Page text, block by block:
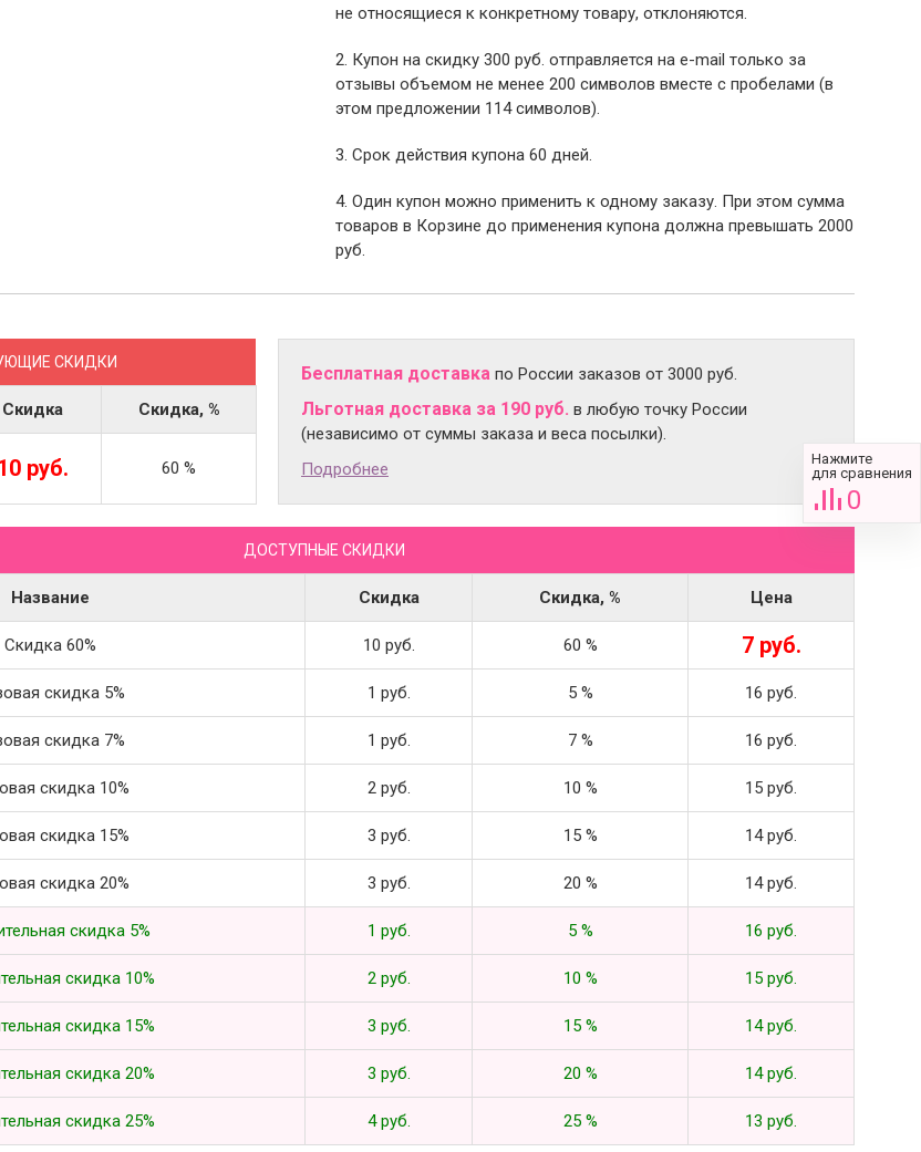
не относящиеся к конкретному товару, отклоняются.
2. Купон на скидку 300 руб. отправляется на e-mail только за
отзывы объемом не менее 200 символов вместе с пробелами (в
этом предложении 114 символов).
3. Срок действия купона 60 дней.
4. Один купон можно применить к одному заказу. При этом сумма
товаров в Корзине до применения купона должна превышать 2000
руб.
СКИДКИ
Скидка Скидка, %
руб. 60 %
Бесплатная доставка по России заказов от 3000 руб.
Льготная доставка за 190 руб. в любую точку России
(независимо от суммы заказа и веса посылки).
Подробнее
ДОСТУПНЫЕ СКИДКИ
Название Скидка Скидка, % Цена
Скидка 60% 10 руб. 60 % 7 руб.
скидка 5% 1 руб. 5 % 16 руб.
скидка 7% 1 руб. 7 % 16 руб.
скидка 10% 2 руб. 10 % 15 руб.
скидка 15% 3 руб. 15 % 14 руб.
скидка 20% 3 руб. 20 % 14 руб.
скидка 5% 1 руб. 5 % 16 руб.
скидка 10% 2 руб. 10 % 15 руб.
скидка 15% 3 руб. 15 % 14 руб.
скидка 20% 3 руб. 20 % 14 руб.
скидка 25% 4 руб. 25 % 13 руб.
Нажмите
для сравнения
0